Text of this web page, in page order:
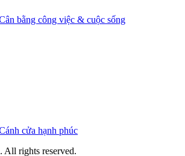
bằng công việc & cuộc sống
cửa hạnh phúc
rights reserved.